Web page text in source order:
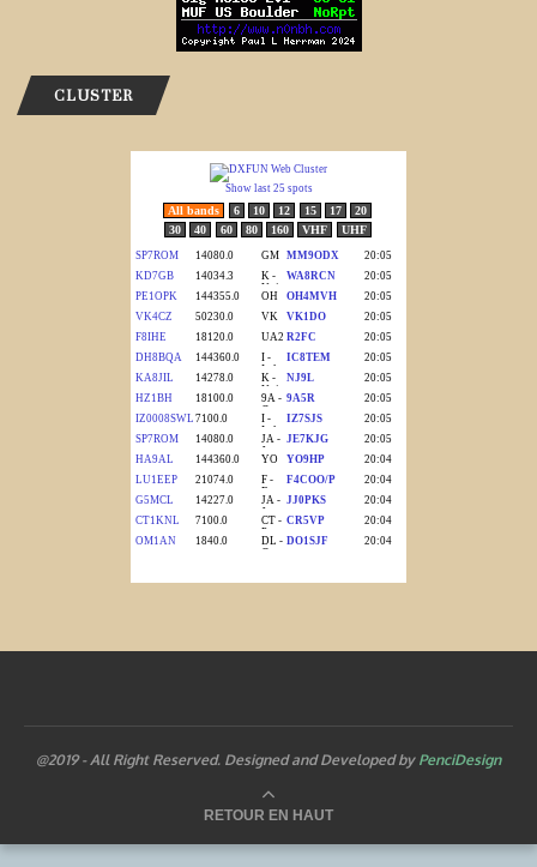
CLUSTER
@2019 - All Right Reserved. Designed and Developed by PenciDesign
RETOUR EN HAUT